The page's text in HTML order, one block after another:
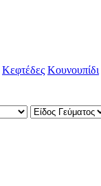
Κεφτέδες Κουνουπίδι